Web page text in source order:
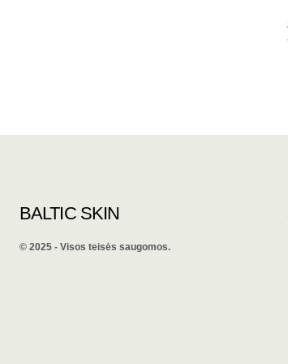
BALTIC SKIN
©️ 2025 - Visos teisės saugomos.